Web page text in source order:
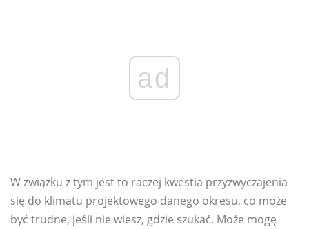
ad
W związku z tym jest to raczej kwestia przyzwyczajenia
się do klimatu projektowego danego okresu, co może
być trudne, jeśli nie wiesz, gdzie szukać. Może mogę